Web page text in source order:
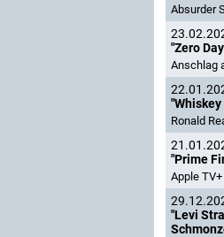
Absurder
"Zero
Anschlag
Ronald
"Prime
Apple
"Levi